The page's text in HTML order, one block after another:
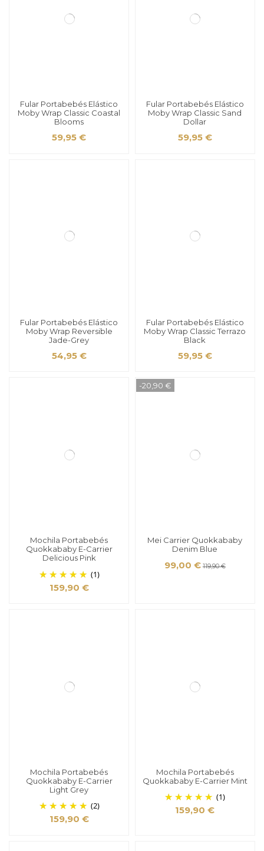
Fular Portabebés Elástico
Moby Wrap Classic Coastal
Blooms
59,95 €
Fular Portabebés Elástico
Moby Wrap Classic Sand
Dollar
59,95 €
Fular Portabebés Elástico
Moby Wrap Reversible
Jade-Grey
54,95 €
Fular Portabebés Elástico
Moby Wrap Classic Terrazo
Black
59,95 €
Mochila Portabebés
Quokkababy E-Carrier
Delicious Pink
(1)
159,90 €
-20,90 €
Mei Carrier Quokkababy
Denim Blue
99,00 € 119,90 €
Mochila Portabebés
Quokkababy E-Carrier
Light Grey
(2)
159,90 €
Mochila Portabebés
Quokkababy E-Carrier Mint
(1)
159,90 €